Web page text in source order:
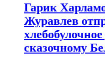
Гарик
Журавлев
сказочному